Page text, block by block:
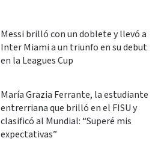
Messi brilló con un doblete y llevó a
Inter Miami a un triunfo en su debut
en la Leagues Cup
María Grazia Ferrante, la estudiante
entrerriana que brilló en el FISU y
clasificó al Mundial: “Superé mis
expectativas”